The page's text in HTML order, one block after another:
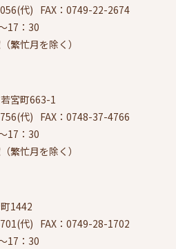
代) FAX：0749-22-2674
17：30
忙月を除く）
宮町663-1
代) FAX：0748-37-4766
17：30
忙月を除く）
1442
代) FAX：0749-28-1702
17：30